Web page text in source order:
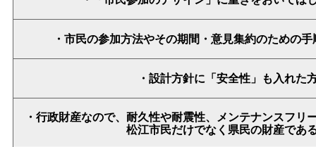
・市民の参加方法やその期間・意見集約のための
・設計方針に「安全性」も入れた
・行政財産なので、耐久性や耐震性、メンテナンスフ
松江市民だけでなく県民の財産であ